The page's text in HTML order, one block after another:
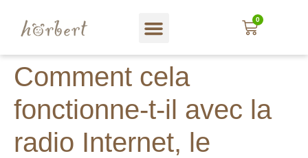
0
Comment cela
fonctionne-t-il avec la
radio Internet, le